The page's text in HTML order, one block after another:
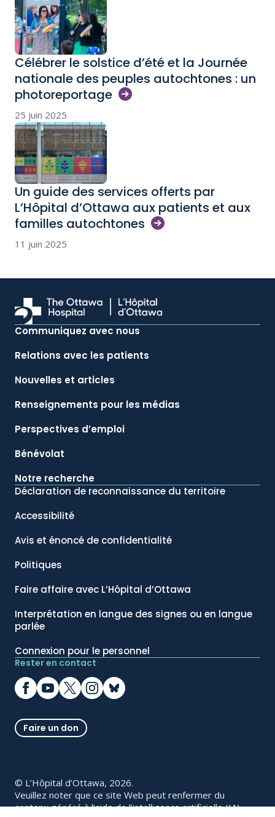
Célébrer le solstice d’été et la Journée
nationale des peuples autochtones : un
photoreportage
25 juin 2025
Un guide des services offerts par
L’Hôpital d’Ottawa aux patients et aux
familles autochtones
11 juin 2025
Communiquez avec nous
Relations avec les patients
Nouvelles et articles
Renseignements pour les médias
Perspectives d’emploi
Bénévolat
Notre recherche
Déclaration de reconnaissance du territoire
Accessibilité
Avis et énoncé de confidentialité
Politiques
Faire affaire avec L’Hôpital d’Ottawa
Interprétation en langue des signes ou en langue
parlée
Connexion pour le personnel
Rester en contact
Faire un don
© L’Hôpital d’Ottawa, 2026.
Veuillez noter que ce site Web peut renfermer du
contenu généré à l’aide de l’intelligence artificielle (IA).